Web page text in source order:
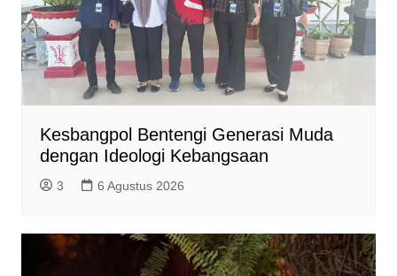
Kesbangpol Bentengi Generasi Muda
dengan Ideologi Kebangsaan
3 6 Agustus 2026